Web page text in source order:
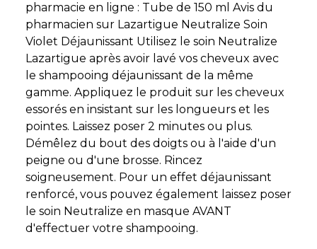
pharmacie en ligne : Tube de 150 ml Avis du
pharmacien sur Lazartigue Neutralize Soin
Violet Déjaunissant Utilisez le soin Neutralize
Lazartigue après avoir lavé vos cheveux avec
le shampooing déjaunissant de la même
gamme. Appliquez le produit sur les cheveux
essorés en insistant sur les longueurs et les
pointes. Laissez poser 2 minutes ou plus.
Démêlez du bout des doigts ou à l'aide d'un
peigne ou d'une brosse. Rincez
soigneusement. Pour un effet déjaunissant
renforcé, vous pouvez également laissez poser
le soin Neutralize en masque AVANT
d'effectuer votre shampooing.